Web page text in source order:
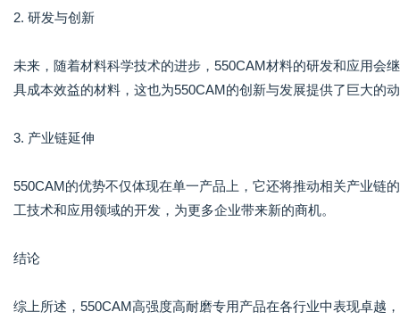
2. 研发与创新
未来，随着材料科学技术的进步，550CAM材料的研发和应用会
具成本效益的材料，这也为550CAM的创新与发展提供了巨大的
3. 产业链延伸
550CAM的优势不仅体现在单一产品上，它还将推动相关产业链
工技术和应用领域的开发，为更多企业带来新的商机。
结论
综上所述，550CAM高强度高耐磨专用产品在各行业中表现卓越